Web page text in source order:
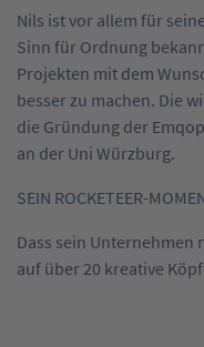
Nils ist vor allem für
Sinn für Ordnung
Projekten mit dem
besser zu machen. Die
die Gründung der
an der Uni Würzburg.
SEIN ROCKETEER-
Dass sein Unternehmen
auf über 20 kreative